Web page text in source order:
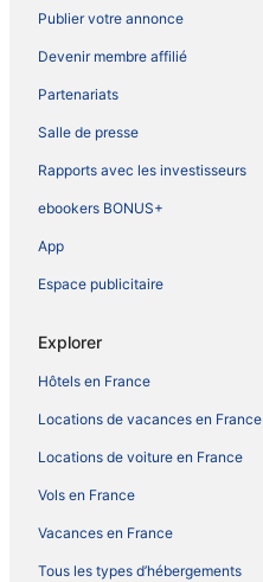
Publier votre annonce
Devenir membre affilié
Partenariats
Salle de presse
Rapports avec les investisseurs
ebookers BONUS+
App
Espace publicitaire
Explorer
Hôtels en France
Locations de vacances en France
Locations de voiture en France
Vols en France
Vacances en France
Tous les types d’hébergements